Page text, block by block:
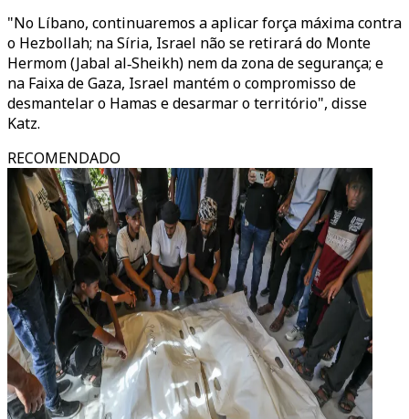
"No Líbano, continuaremos a aplicar força máxima contra
o Hezbollah; na Síria, Israel não se retirará do Monte
Hermom (Jabal al‑Sheikh) nem da zona de segurança; e
na Faixa de Gaza, Israel mantém o compromisso de
desmantelar o Hamas e desarmar o território", disse
Katz.
RECOMENDADO